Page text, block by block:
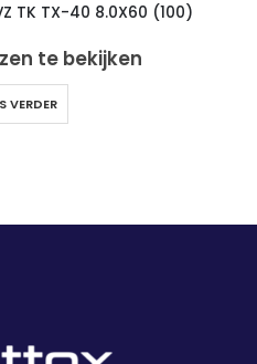
TK TX-40 8.0X60 (100)
te bekijken
VERDER